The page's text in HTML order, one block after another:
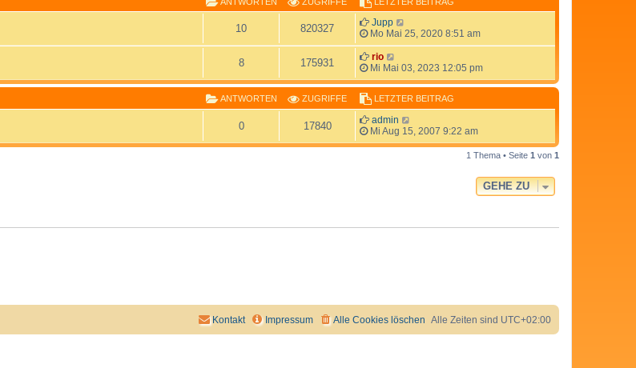
ANTWORTEN ZUGRIFFE LETZTER BEITRAG
10 820327
Jupp
Mo Mai 25, 2020 8:51 am
8 175931
rio
Mi Mai 03, 2023 12:05 pm
ANTWORTEN ZUGRIFFE LETZTER BEITRAG
0 17840
admin
Mi Aug 15, 2007 9:22 am
1 Thema • Seite 1 von 1
GEHE ZU
Alle Zeiten sind UTC+02:00
Alle Cookies löschen
Impressum
Kontakt